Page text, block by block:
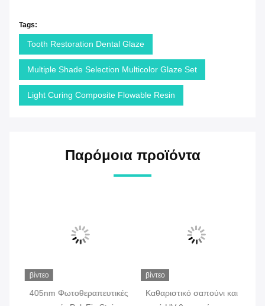
Tags:
Tooth Restoration Dental Glaze
Multiple Shade Selection Multicolor Glaze Set
Light Curing Composite Flowable Resin
Παρόμοια προϊόντα
βίντεο
405nm Φωτοθεραπευτικές
βίντεο
Καθαριστικό σαπούνι και